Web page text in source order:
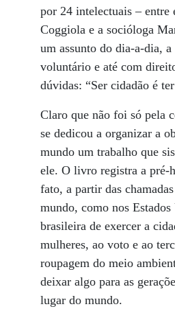
por 24 intelectuais –
Coggiola e a socióloga
um assunto do dia-a-dia,
voluntário e até com
dúvidas: “Ser cidadão é
Claro que não foi só pela
se dedicou a organizar a
mundo um trabalho que
ele. O livro registra a pré-
fato, a partir das
mundo, como nos
brasileira de exercer a
mulheres, ao voto e ao
roupagem do meio
deixar algo para as
lugar do mundo.